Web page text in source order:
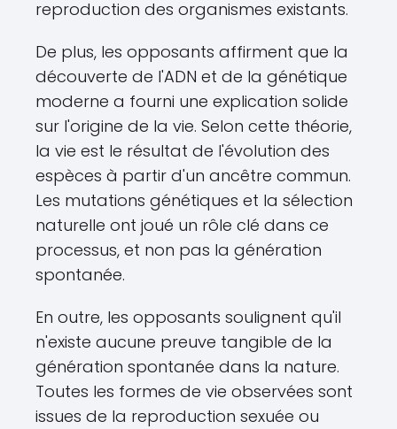
reproduction des organismes existants.
De plus, les opposants affirment que la
découverte de l'ADN et de la génétique
moderne a fourni une explication solide
sur l'origine de la vie. Selon cette théorie,
la vie est le résultat de l'évolution des
espèces à partir d'un ancêtre commun.
Les mutations génétiques et la sélection
naturelle ont joué un rôle clé dans ce
processus, et non pas la génération
spontanée.
En outre, les opposants soulignent qu'il
n'existe aucune preuve tangible de la
génération spontanée dans la nature.
Toutes les formes de vie observées sont
issues de la reproduction sexuée ou